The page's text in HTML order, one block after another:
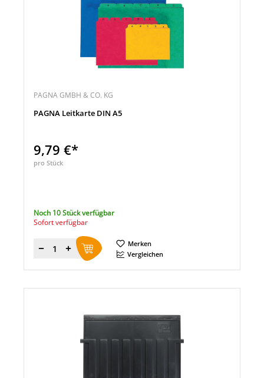
PAGNA GMBH & CO. KG
PAGNA Leitkarte DIN A5
9,79 €*
pro Stück
Noch 10 Stück verfügbar
Sofort verfügbar
Menge
Merken
Vergleichen